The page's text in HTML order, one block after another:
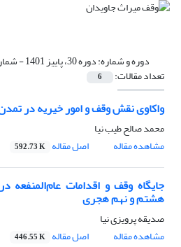
دوره و شماره:دوره 30، پاییز 1401 - شماره پیاپی 119، زمستان 1402
تعداد مقالات: 6
واکاوی نقش وقف و امور خیریه در
محمد صالح طیب نیا
مشاهده مقاله
اصل مقاله 592.73 K
جایگاه وقف و اقدامات
هشتم و نهم هجری
صدیقه پرویزی نیا
مشاهده مقاله
اصل مقاله 446.55 K